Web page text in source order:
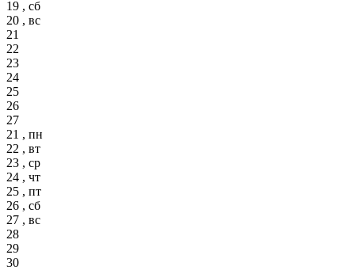
19 , сб
20 , вс
21
22
23
24
25
26
27
21 , пн
22 , вт
23 , ср
24 , чт
25 , пт
26 , сб
27 , вс
28
29
30